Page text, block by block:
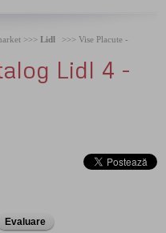
>>>Lidl
>>> Vise Placute -
Lidl 4 -